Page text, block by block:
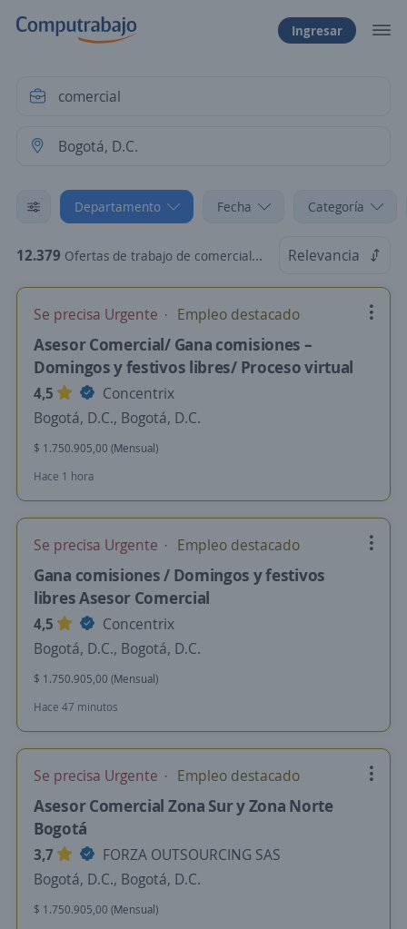
Ingresar
Departamento Fecha Categoría
12.379 Ofertas de trabajo de comercial en Bogotá, D.C., Bogotá, D.C. Relevancia
Se precisa Urgente Empleo destacado
Asesor Comercial/ Gana comisiones –
Domingos y festivos libres/ Proceso virtual
4,5
Concentrix
Bogotá, D.C., Bogotá, D.C.
$ 1.750.905,00 (Mensual)
Hace 1 hora
Se precisa Urgente Empleo destacado
Gana comisiones / Domingos y festivos
libres Asesor Comercial
4,5
Concentrix
Bogotá, D.C., Bogotá, D.C.
$ 1.750.905,00 (Mensual)
Hace 47 minutos
Se precisa Urgente Empleo destacado
Asesor Comercial Zona Sur y Zona Norte
Bogotá
3,7
FORZA OUTSOURCING SAS
Bogotá, D.C., Bogotá, D.C.
$ 1.750.905,00 (Mensual)